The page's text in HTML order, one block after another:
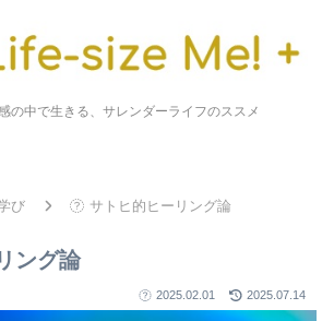
の中で生きる、サレンダーライフのススメ
び サトヒ的ヒーリング論
ング論
2025.02.01 2025.07.14